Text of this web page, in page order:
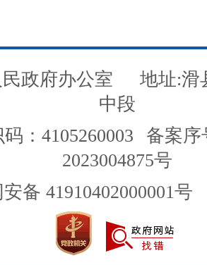
政府办公室
地址:滑
中段
：4105260003
备案序
2023004875号
备 41910402000001号